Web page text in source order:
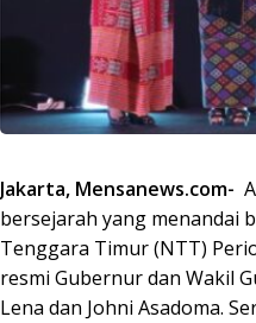
Jakarta, Mensanews.com-
bersejarah yang menandai
Tenggara Timur (NTT)
resmi Gubernur dan Wakil
Lena dan Johni Asadoma.